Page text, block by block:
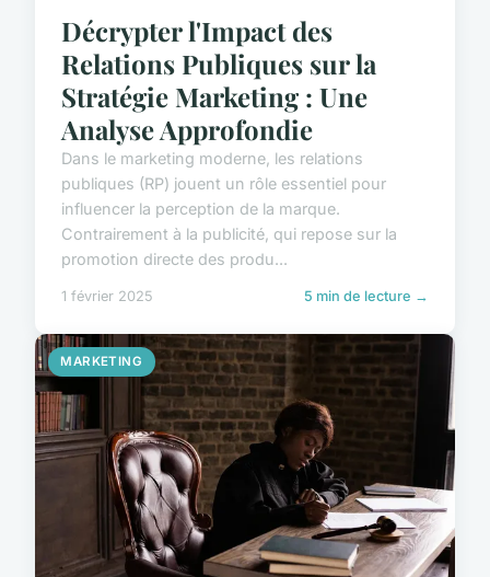
Décrypter l'Impact des
Relations Publiques sur la
Stratégie Marketing : Une
Analyse Approfondie
Dans le marketing moderne, les relations
publiques (RP) jouent un rôle essentiel pour
influencer la perception de la marque.
Contrairement à la publicité, qui repose sur la
promotion directe des produ...
1 février 2025 5 min de lecture →
MARKETING